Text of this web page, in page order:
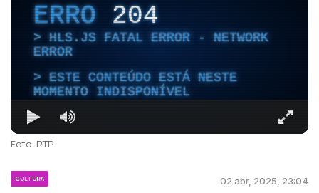
ERRO204
HLS.JS FATAL ERROR - NETWORK
ERROR
ESTE CONTEÚDO ESTÁ NESTE
MOMENTO INDISPONÍVEL
Foto: RTP
CULTURA 02 abr, 2025, 23:04